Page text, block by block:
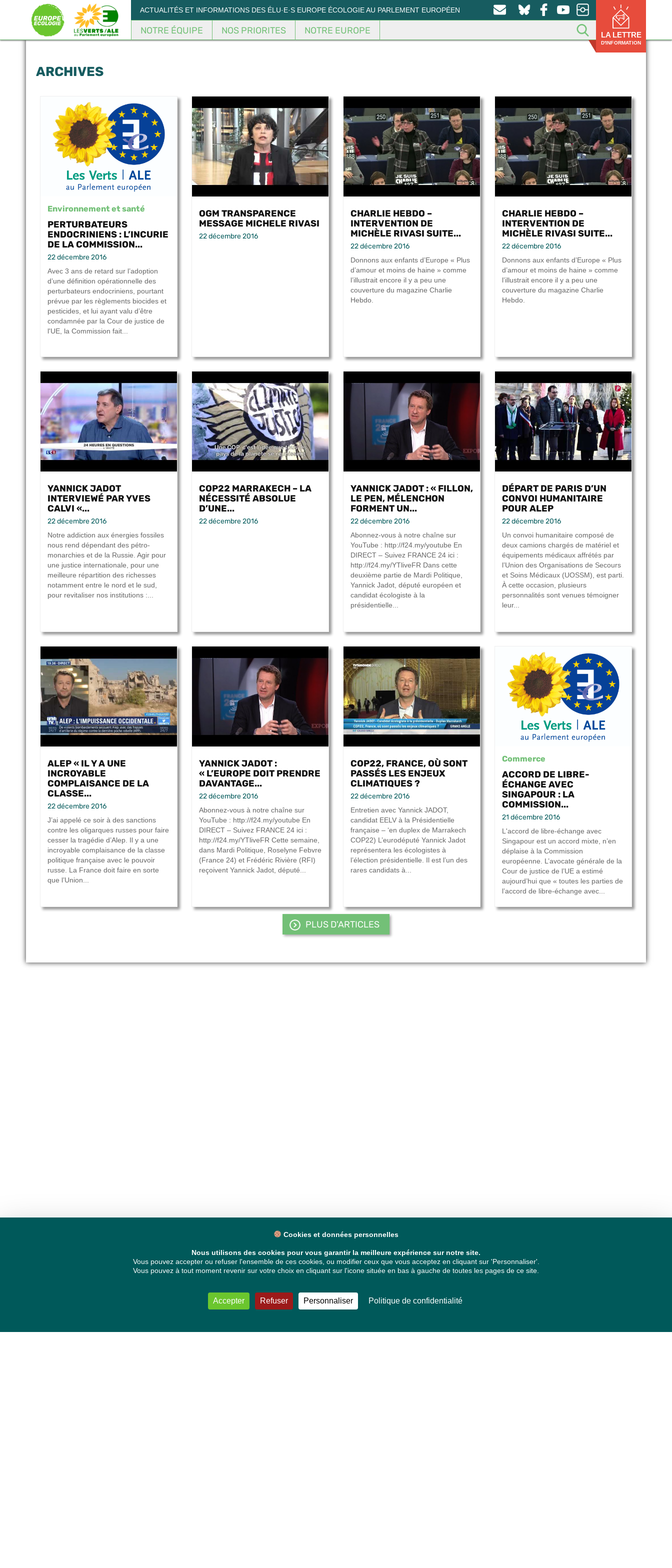
ACTUALITÉS ET INFORMATIONS DES ÉLU·E·S EUROPE ÉCOLOGIE AU PARLEMENT EUROPÉEN
NOTRE ÉQUIPE NOS PRIORITES NOTRE EUROPE LA LETTRE
D'INFORMATION
ARCHIVES
Environnement et santé
PERTURBATEURS
ENDOCRINIENS : L’INCURIE
DE LA COMMISSION...
22 décembre 2016
Avec 3 ans de retard sur l’adoption
d’une définition opérationnelle des
perturbateurs endocriniens, pourtant
prévue par les règlements biocides et
pesticides, et lui ayant valu d’être
condamnée par la Cour de justice de
l'UE, la Commission fait...
OGM TRANSPARENCE
MESSAGE MICHELE RIVASI
22 décembre 2016
CHARLIE HEBDO –
INTERVENTION DE
MICHÈLE RIVASI SUITE...
22 décembre 2016
Donnons aux enfants d’Europe « Plus
d’amour et moins de haine » comme
l’illustrait encore il y a peu une
couverture du magazine Charlie
Hebdo.
CHARLIE HEBDO –
INTERVENTION DE
MICHÈLE RIVASI SUITE...
22 décembre 2016
Donnons aux enfants d’Europe « Plus
d’amour et moins de haine » comme
l’illustrait encore il y a peu une
couverture du magazine Charlie
Hebdo.
YANNICK JADOT
INTERVIEWÉ PAR YVES
CALVI «...
22 décembre 2016
Notre addiction aux énergies fossiles
nous rend dépendant des pétro-
monarchies et de la Russie. Agir pour
une justice internationale, pour une
meilleure répartition des richesses
notamment entre le nord et le sud,
pour revitaliser nos institutions :...
COP22 MARRAKECH – LA
NÉCESSITÉ ABSOLUE
D’UNE...
22 décembre 2016
YANNICK JADOT : « FILLON,
LE PEN, MÉLENCHON
FORMENT UN...
22 décembre 2016
Abonnez-vous à notre chaîne sur
YouTube : http://f24.my/youtube En
DIRECT – Suivez FRANCE 24 ici :
http://f24.my/YTliveFR Dans cette
deuxième partie de Mardi Politique,
Yannick Jadot, député européen et
candidat écologiste à la
présidentielle...
DÉPART DE PARIS D’UN
CONVOI HUMANITAIRE
POUR ALEP
22 décembre 2016
Un convoi humanitaire composé de
deux camions chargés de matériel et
équipements médicaux affrétés par
l’Union des Organisations de Secours
et Soins Médicaux (UOSSM), est parti.
À cette occasion, plusieurs
personnalités sont venues témoigner
leur...
ALEP « IL Y A UNE
INCROYABLE
COMPLAISANCE DE LA
CLASSE...
22 décembre 2016
J’ai appelé ce soir à des sanctions
contre les oligarques russes pour faire
cesser la tragédie d’Alep. Il y a une
incroyable complaisance de la classe
politique française avec le pouvoir
russe. La France doit faire en sorte
que l’Union...
YANNICK JADOT :
« L’EUROPE DOIT PRENDRE
DAVANTAGE...
22 décembre 2016
Abonnez-vous à notre chaîne sur
YouTube : http://f24.my/youtube En
DIRECT – Suivez FRANCE 24 ici :
http://f24.my/YTliveFR Cette semaine,
dans Mardi Politique, Roselyne Febvre
(France 24) et Frédéric Rivière (RFI)
reçoivent Yannick Jadot, député...
COP22, FRANCE, OÙ SONT
PASSÉS LES ENJEUX
CLIMATIQUES ?
22 décembre 2016
Entretien avec Yannick JADOT,
candidat EELV à la Présidentielle
française – ‘en duplex de Marrakech
COP22) L’eurodéputé Yannick Jadot
représentera les écologistes à
l’élection présidentielle. Il est l’un des
rares candidats à...
Commerce
ACCORD DE LIBRE-
ÉCHANGE AVEC
SINGAPOUR : LA
COMMISSION...
21 décembre 2016
L'accord de libre-échange avec
Singapour est un accord mixte, n’en
déplaise à la Commission
européenne. L’avocate générale de la
Cour de justice de l’UE a estimé
aujourd’hui que « toutes les parties de
l’accord de libre-échange avec...
PLUS D'ARTICLES
Panneau de gestion des cookies
Cookies et données personnelles
Nous utilisons des cookies pour vous garantir la meilleure expérience sur notre site.
Vous pouvez accepter ou refuser l'ensemble de ces cookies, ou modifier ceux que vous acceptez en cliquant sur 'Personnaliser'.
Vous pouvez à tout moment revenir sur votre choix en cliquant sur l'icone située en bas à gauche de toutes les pages de ce site.
Accepter Refuser Personnaliser Politique de confidentialité